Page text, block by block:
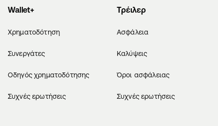
Wallet+
Χρηματοδότηση
Συνεργάτες
Οδηγός χρηματοδότησης
Συχνές ερωτήσεις
Τρέιλερ
Ασφάλεια
Καλύψεις
Όροι ασφάλειας
Συχνές ερωτήσεις